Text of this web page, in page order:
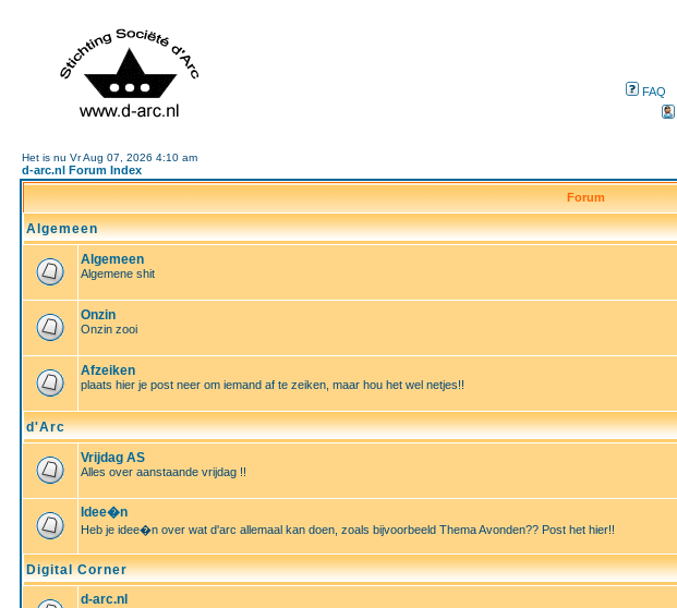
FAQ
Het is nu Vr Aug 07, 2026 4:10 am
d-arc.nl Forum Index
Forum
Algemeen
Algemeen
Algemene shit
Onzin
Onzin zooi
Afzeiken
plaats hier je post neer om iemand af te zeiken, maar hou het wel netjes!!
d'Arc
Vrijdag AS
Alles over aanstaande vrijdag !!
Idee�n
Heb je idee�n over wat d'arc allemaal kan doen, zoals bijvoorbeeld Thema Avonden?? Post het hier!!
Digital Corner
d-arc.nl